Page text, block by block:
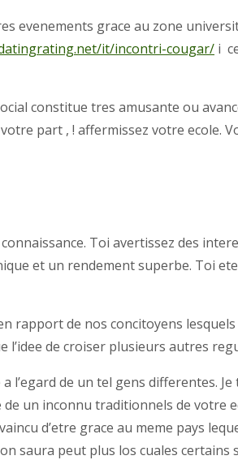
evenements grace au zone
it/incontri-cougar/ i
constitue tres amusante ou
part , ! affermissez votre ecole.
Toi avertissez des
et un rendement superbe. Toi
rapport de nos concitoyens
de croiser plusieurs autres
de un tel gens differentes.
un inconnu traditionnels de votre
d’etre grace au meme pays
saura peut plus los cuales